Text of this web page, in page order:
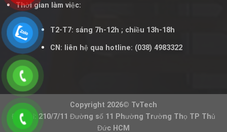
Thời gian làm việc:
T2-T7: sáng 7h-12h ; chiều 13h-18h
CN: liên hệ qua hotline: (038) 4983322
Copyright 2026© TvTech
Địa chỉ: 210/7/11 Đường số 11 Phường Trường Thọ TP Thủ
Đức HCM